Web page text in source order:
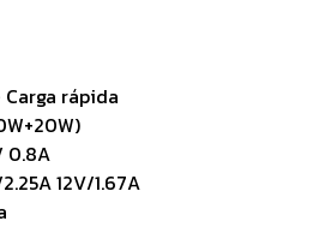
rápida
0.8A
12V/1.67A